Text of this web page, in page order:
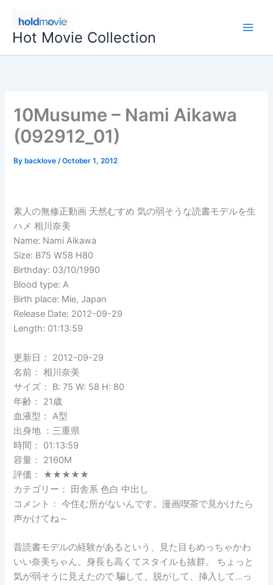
content
Hot Movie Collection
10Musume – Nami Aikawa
(092912_01)
By backlove/October 1, 2012
素人の無修正動画 天然むすめ 気の弱そうな読書モデルを生
ハメ 相川奈美
Name: Nami Aikawa
Size: B75 W58 H80
Birthday: 03/10/1990
Blood type: A
Birth place: Mie, Japan
Release Date: 2012-09-29
Length: 01:13:59
更新日： 2012-09-29
名前： 相川奈美
サイズ： B: 75 W: 58 H: 80
年齢： 21歳
血液型： A型
出身地 ：三重県
時間： 01:13:59
容量： 2160M
評価： ★★★★★
カテゴリー： 田舎系 色白 中出し
コメント： 今住む所がないんです。漫画喫茶で見かけたら
声かけてね～
昔読書モデルの経験があるという、見た目もめっちゃかわ
いい奈美ちゃん。身長も高くてスタイルも抜群。 ちょっと
気が弱そうに見えたので 騙して、脱がして、挿入して…っ